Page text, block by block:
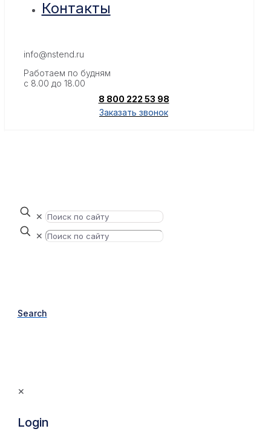
Контакты
info@nstend.ru
Работаем по будням
с 8.00 до 18.00
8 800 222 53 98
Заказать звонок
✕
✕
Search
✕
Login